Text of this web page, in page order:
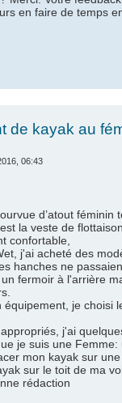
en faire de temps
de kayak au
06:43
d’atout
la veste de
confortable,
j'ai acheté des
hanches ne
fermoir à l'arrière
équipement, je choisi
j'ai
je suis une
mon kayak sur
sur le toit de ma
rédaction